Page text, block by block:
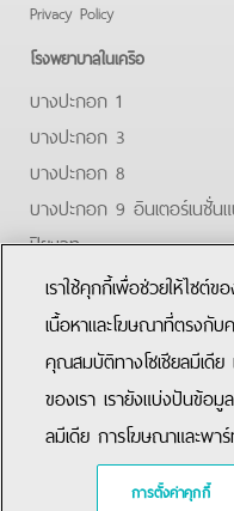
Privacy Policy
โรงพยาบาลในเครือ
บางปะกอก 1
บางปะกอก 3
บางปะกอก 8
บางปะกอก 9 อินเตอร์เนชั่น
ปิยะเวท
บางปะกอก-รังสิต 2
บางปะกอกสมุทรปราการ
FacebookYoutube
Copyright © 2019
เราใช้คุกกี้เพื่อช่วยให้ไซต์
เนื้อหาและโฆษณาที่ตรงกับ
คุณสมบัติทางโซเชียลมีเดีย
ของเรา เรายังแบ่งปันข้อมู
ลมีเดีย การโฆษณาและพาร์
การตั้งค่าคุกกี้